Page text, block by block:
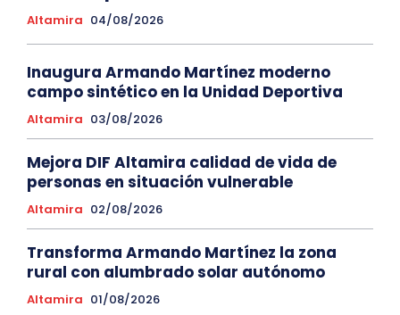
Altamira 04/08/2026
Inaugura Armando Martínez moderno
campo sintético en la Unidad Deportiva
Altamira 03/08/2026
Mejora DIF Altamira calidad de vida de
personas en situación vulnerable
Altamira 02/08/2026
Transforma Armando Martínez la zona
rural con alumbrado solar autónomo
Altamira 01/08/2026